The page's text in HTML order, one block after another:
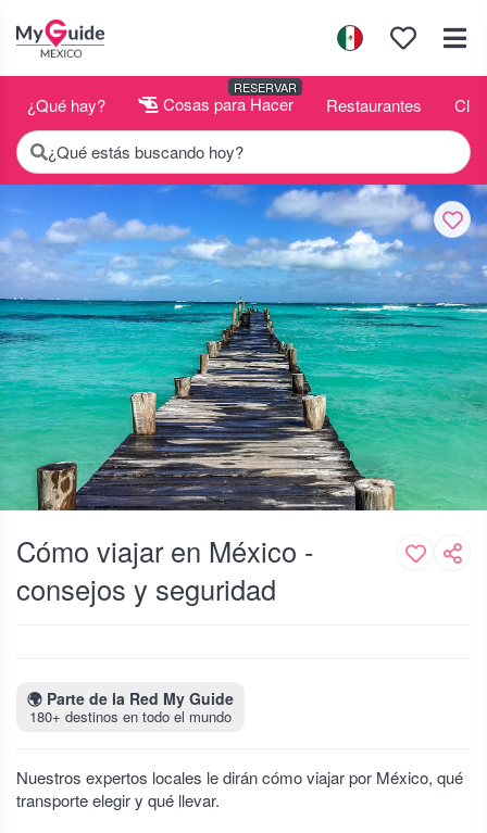
¿Qué hay? Cosas para Hacer
RESERVAR
Restaurantes
¿Qué estás buscando hoy?
Cómo viajar en México -
consejos y seguridad
🌍 Parte de la Red My Guide
180+ destinos en todo el mundo
Nuestros expertos locales le dirán cómo viajar por México, qué
transporte elegir y qué llevar.